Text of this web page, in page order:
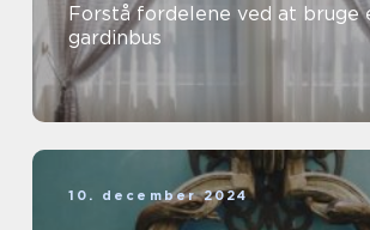
Forstå fordelene ved at bruge
gardinbus
10. december 2024